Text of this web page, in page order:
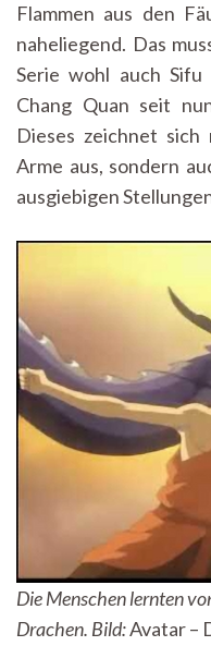
Flammen aus den
naheliegend. Das
Serie wohl auch
Chang Quan seit
Dieses zeichnet
Arme aus, sondern
ausgiebigen
Die Menschen lernten
Drachen. Bild:Avatar –